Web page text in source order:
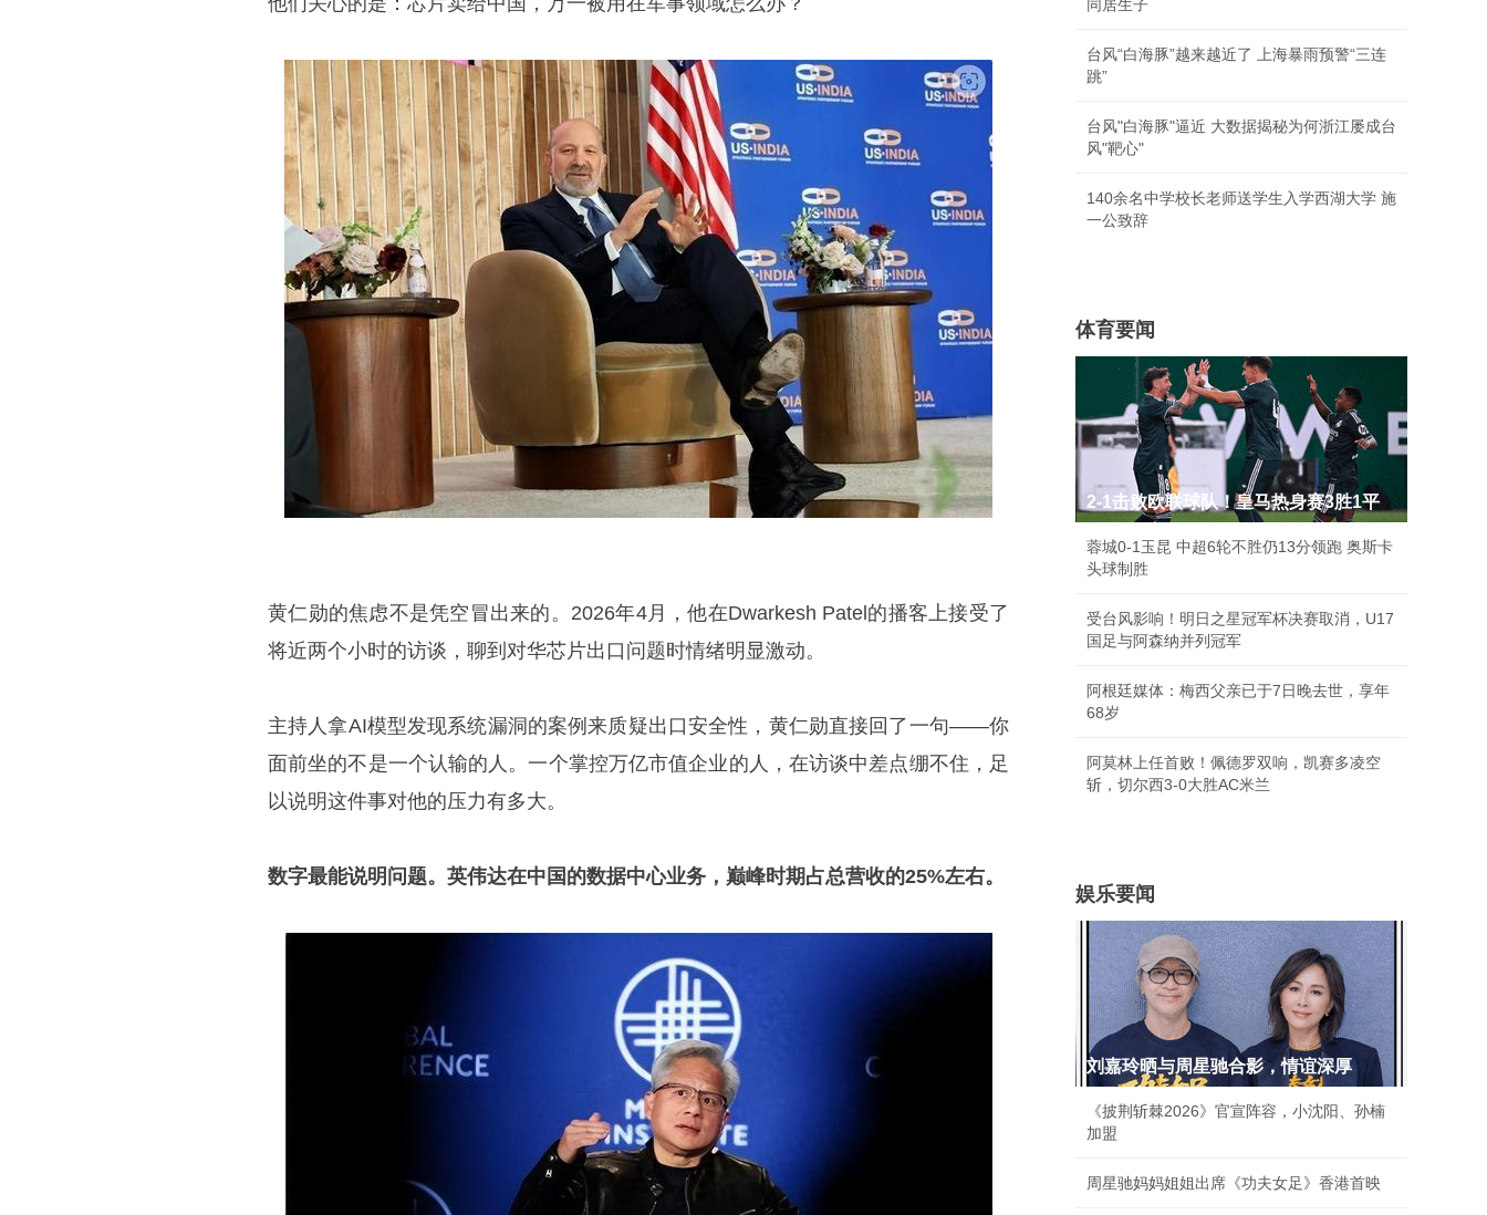
黄仁勋的焦虑不是凭空冒出来的。2026年4月，他在Dwarkesh Patel的播客上接受了
将近两个小时的访谈，聊到对华芯片出口问题时情绪明显激动。
主持人拿AI模型发现系统漏洞的案例来质疑出口安全性，黄仁勋直接回了一句——你
面前坐的不是一个认输的人。一个掌控万亿市值企业的人，在访谈中差点绷不住，足
以说明这件事对他的压力有多大。
数字最能说明问题。英伟达在中国的数据中心业务，巅峰时期占总营收的25%左右。
同居生子
台风“白海豚”越来越近了 上海暴雨预警“三连
跳”
台风"白海豚"逼近 大数据揭秘为何浙江屡成台
风"靶心"
140余名中学校长老师送学生入学西湖大学 施
一公致辞
体育要闻
2-1击败欧联球队！皇马热身赛3胜1平
蓉城0-1玉昆 中超6轮不胜仍13分领跑 奥斯卡
头球制胜
受台风影响！明日之星冠军杯决赛取消，U17
国足与阿森纳并列冠军
阿根廷媒体：梅西父亲已于7日晚去世，享年
68岁
阿莫林上任首败！佩德罗双响，凯赛多凌空
斩，切尔西3-0大胜AC米兰
娱乐要闻
刘嘉玲晒与周星驰合影，情谊深厚
《披荆斩棘2026》官宣阵容，小沈阳、孙楠
加盟
周星驰妈妈姐姐出席《功夫女足》香港首映